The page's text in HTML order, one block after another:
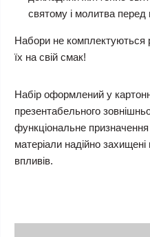
святому і молитва
Набори не комплектуються
їх на свій смак!
Набір оформлений у
презентабельного
функціональне призначення
матеріали надійно захищені
впливів.